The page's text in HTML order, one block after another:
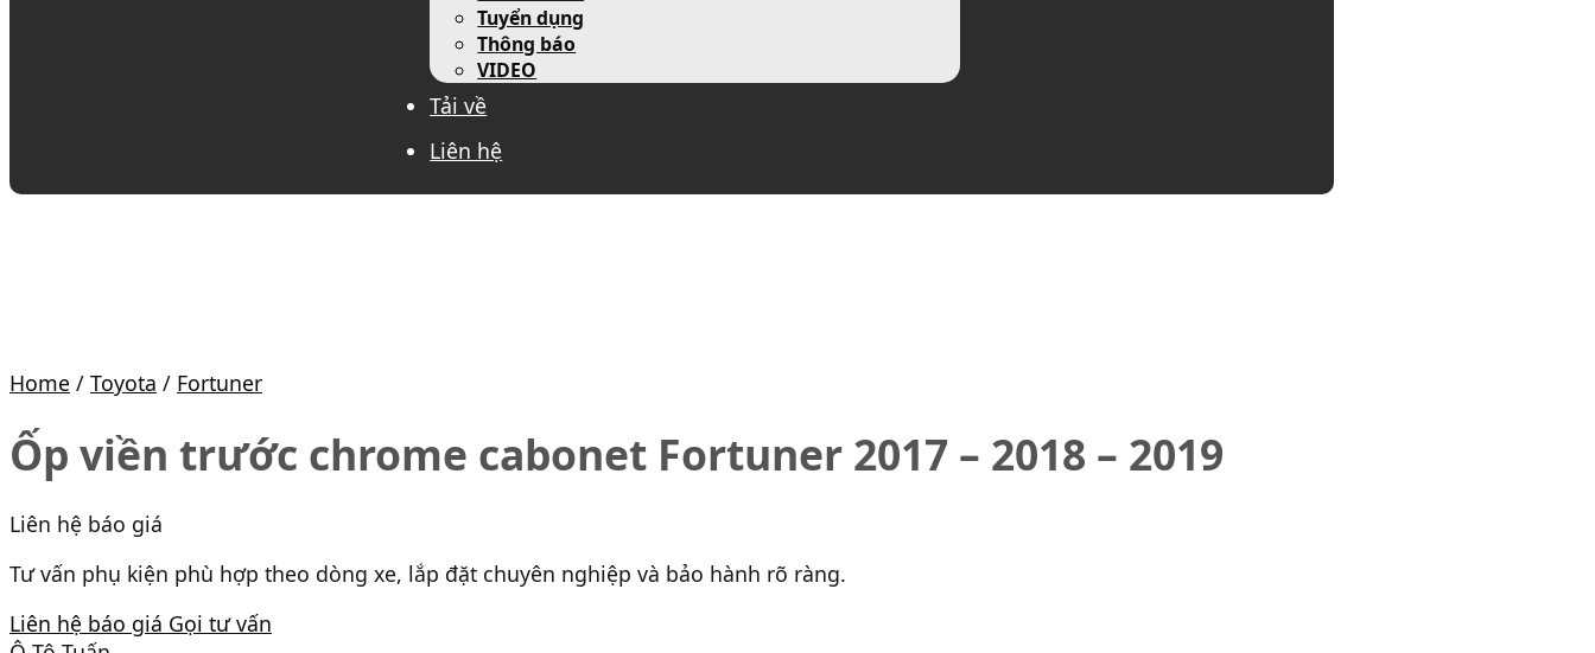
Tuyển dụng
Thông báo
VIDEO
Tải về
Liên hệ
Home / Toyota / Fortuner
Ốp viền trước chrome cabonet Fortuner 2017 – 2018 – 2019
Liên hệ báo giá
Tư vấn phụ kiện phù hợp theo dòng xe, lắp đặt chuyên nghiệp và bảo hành rõ ràng.
Liên hệ báo giá Gọi tư vấn